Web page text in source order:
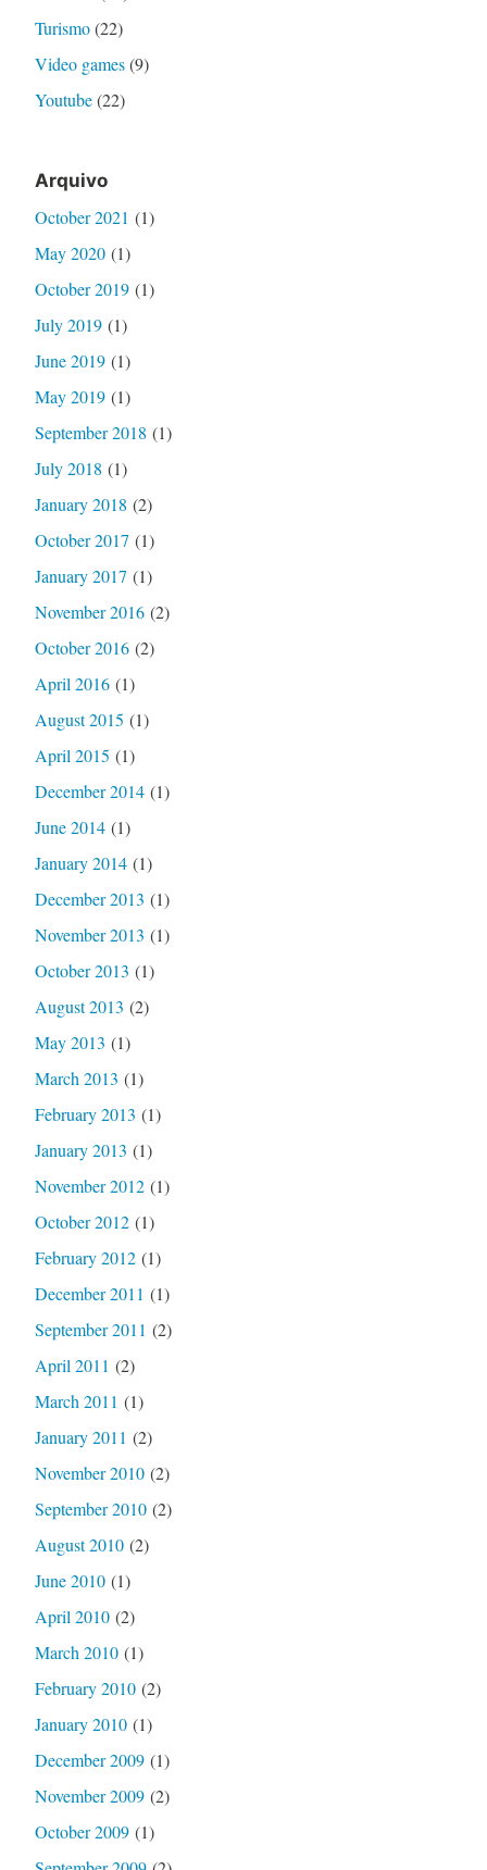
Turismo(22)
Video games(9)
Youtube(22)
Arquivo
October 2021 (1)
May 2020(1)
October 2019(1)
July 2019(1)
June 2019(1)
May 2019(1)
September 2018 (1)
July 2018 (1)
January 2018 (2)
October 2017 (1)
January 2017 (1)
November 2016(2)
October 2016(2)
April 2016(1)
August 2015 (1)
April 2015 (1)
December 2014(1)
June 2014(1)
January 2014(1)
December 2013 (1)
November 2013 (1)
October 2013 (1)
August 2013 (2)
May 2013 (1)
March 2013 (1)
February 2013 (1)
January 2013 (1)
November 2012(1)
October 2012(1)
February 2012(1)
December 2011 (1)
September 2011 (2)
April 2011 (2)
March 2011 (1)
January 2011 (2)
November 2010(2)
September 2010(2)
August 2010(2)
June 2010(1)
April 2010(2)
March 2010(1)
February 2010(2)
January 2010(1)
December 2009(1)
November 2009(2)
October 2009(1)